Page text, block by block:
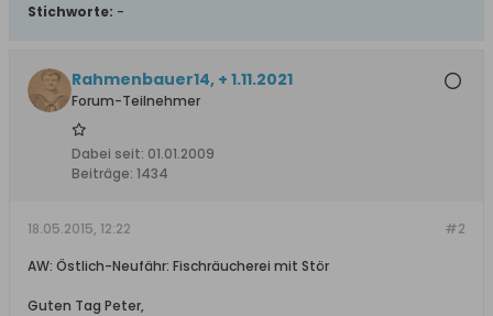
Stichworte: -
Rahmenbauer14, + 1.11.2021
Forum-Teilnehmer
Dabei seit: 01.01.2009
Beiträge: 1434
#2
18.05.2015, 12:22
AW: Östlich-Neufähr: Fischräucherei mit Stör
Guten Tag Peter,